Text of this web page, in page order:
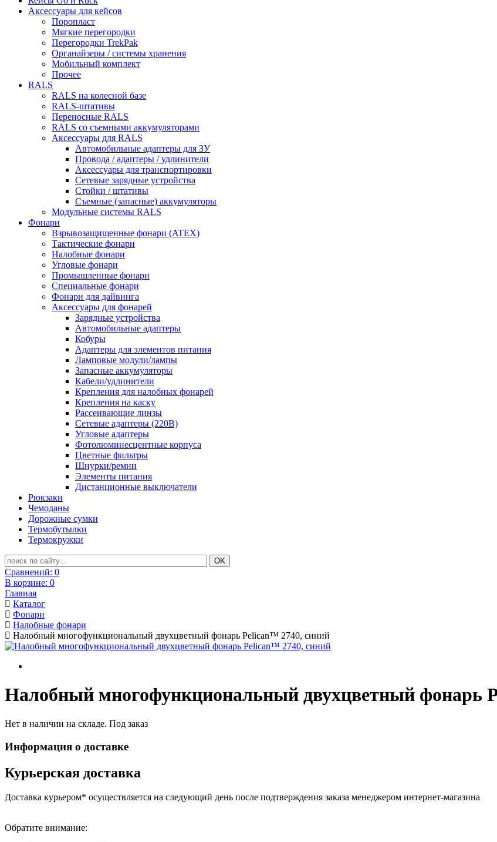
Аксессуары для кейсов
Поропласт
Мягкие перегородки
Перегородки TrekPak
Органайзеры / системы хранения
Мобильный комплект
Прочее
RALS
RALS на колесной базе
RALS-штативы
Переносные RALS
RALS со съемными аккумуляторами
Аксессуары для RALS
Автомобильные адаптеры для ЗУ
Провода / адаптеры / удлинители
Аксессуары для транспортировки
Сетевые зарядные устройства
Стойки / штативы
Съемные (запасные) аккумуляторы
Модульные системы RALS
Фонари
Взрывозащищенные фонари (ATEX)
Тактические фонари
Налобные фонари
Угловые фонари
Промышленные фонари
Специальные фонари
Фонари для дайвинга
Аксессуары для фонарей
Зарядные устройства
Автомобильные адаптеры
Кобуры
Адаптеры для элементов питания
Ламповые модули/лампы
Запасные аккумуляторы
Кабели/удлинители
Крепления для налобных фонарей
Крепления на каску
Рассеивающие линзы
Сетевые адаптеры (220В)
Угловые адаптеры
Фотолюминесцентные корпуса
Цветные фильтры
Шнурки/ремни
Элементы питания
Дистанционные выключатели
Рюкзаки
Чемоданы
Дорожные сумки
Термобутылки
Термокружки
Сравнений: 0
В корзине: 0
Главная
Каталог
Фонари
Налобные фонари
Налобный многофункциональный двухцветный фонарь Pelican™ 2740, синий
Налобный многофункциональный двухцветный фонарь
Нет в наличии на складе. Под заказ
Информация о доставке
Курьерская доставка
Доставка курьером* осуществляется на следующий день после подтверждения заказа менеджером интернет-магазина
Обратите внимание: